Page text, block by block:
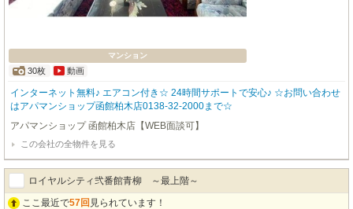
マンション
30枚 動画
インターネット無料♪ エアコン付き☆ 24時間サポートで安心♪ ☆お問い合わせ
はアパマンショップ函館柏木店0138-32-2000まで☆
アパマンショップ 函館柏木店【WEB面談可】
この会社の全物件を見る
ロイヤルシティ弐番館青柳 ～最上階～
ここ最近で57回 見られています！